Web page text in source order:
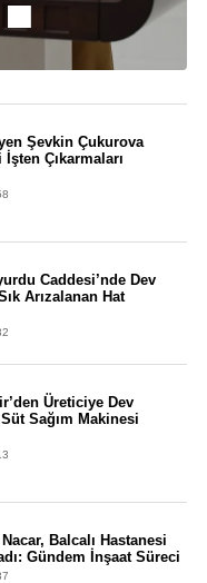
Şevkin Çukurova
İşten Çıkarmaları
Caddesi’nde Dev
Arızalanan Hat
Üreticiye Dev
Sağım Makinesi
Balcalı Hastanesi
Gündem İnşaat Süreci